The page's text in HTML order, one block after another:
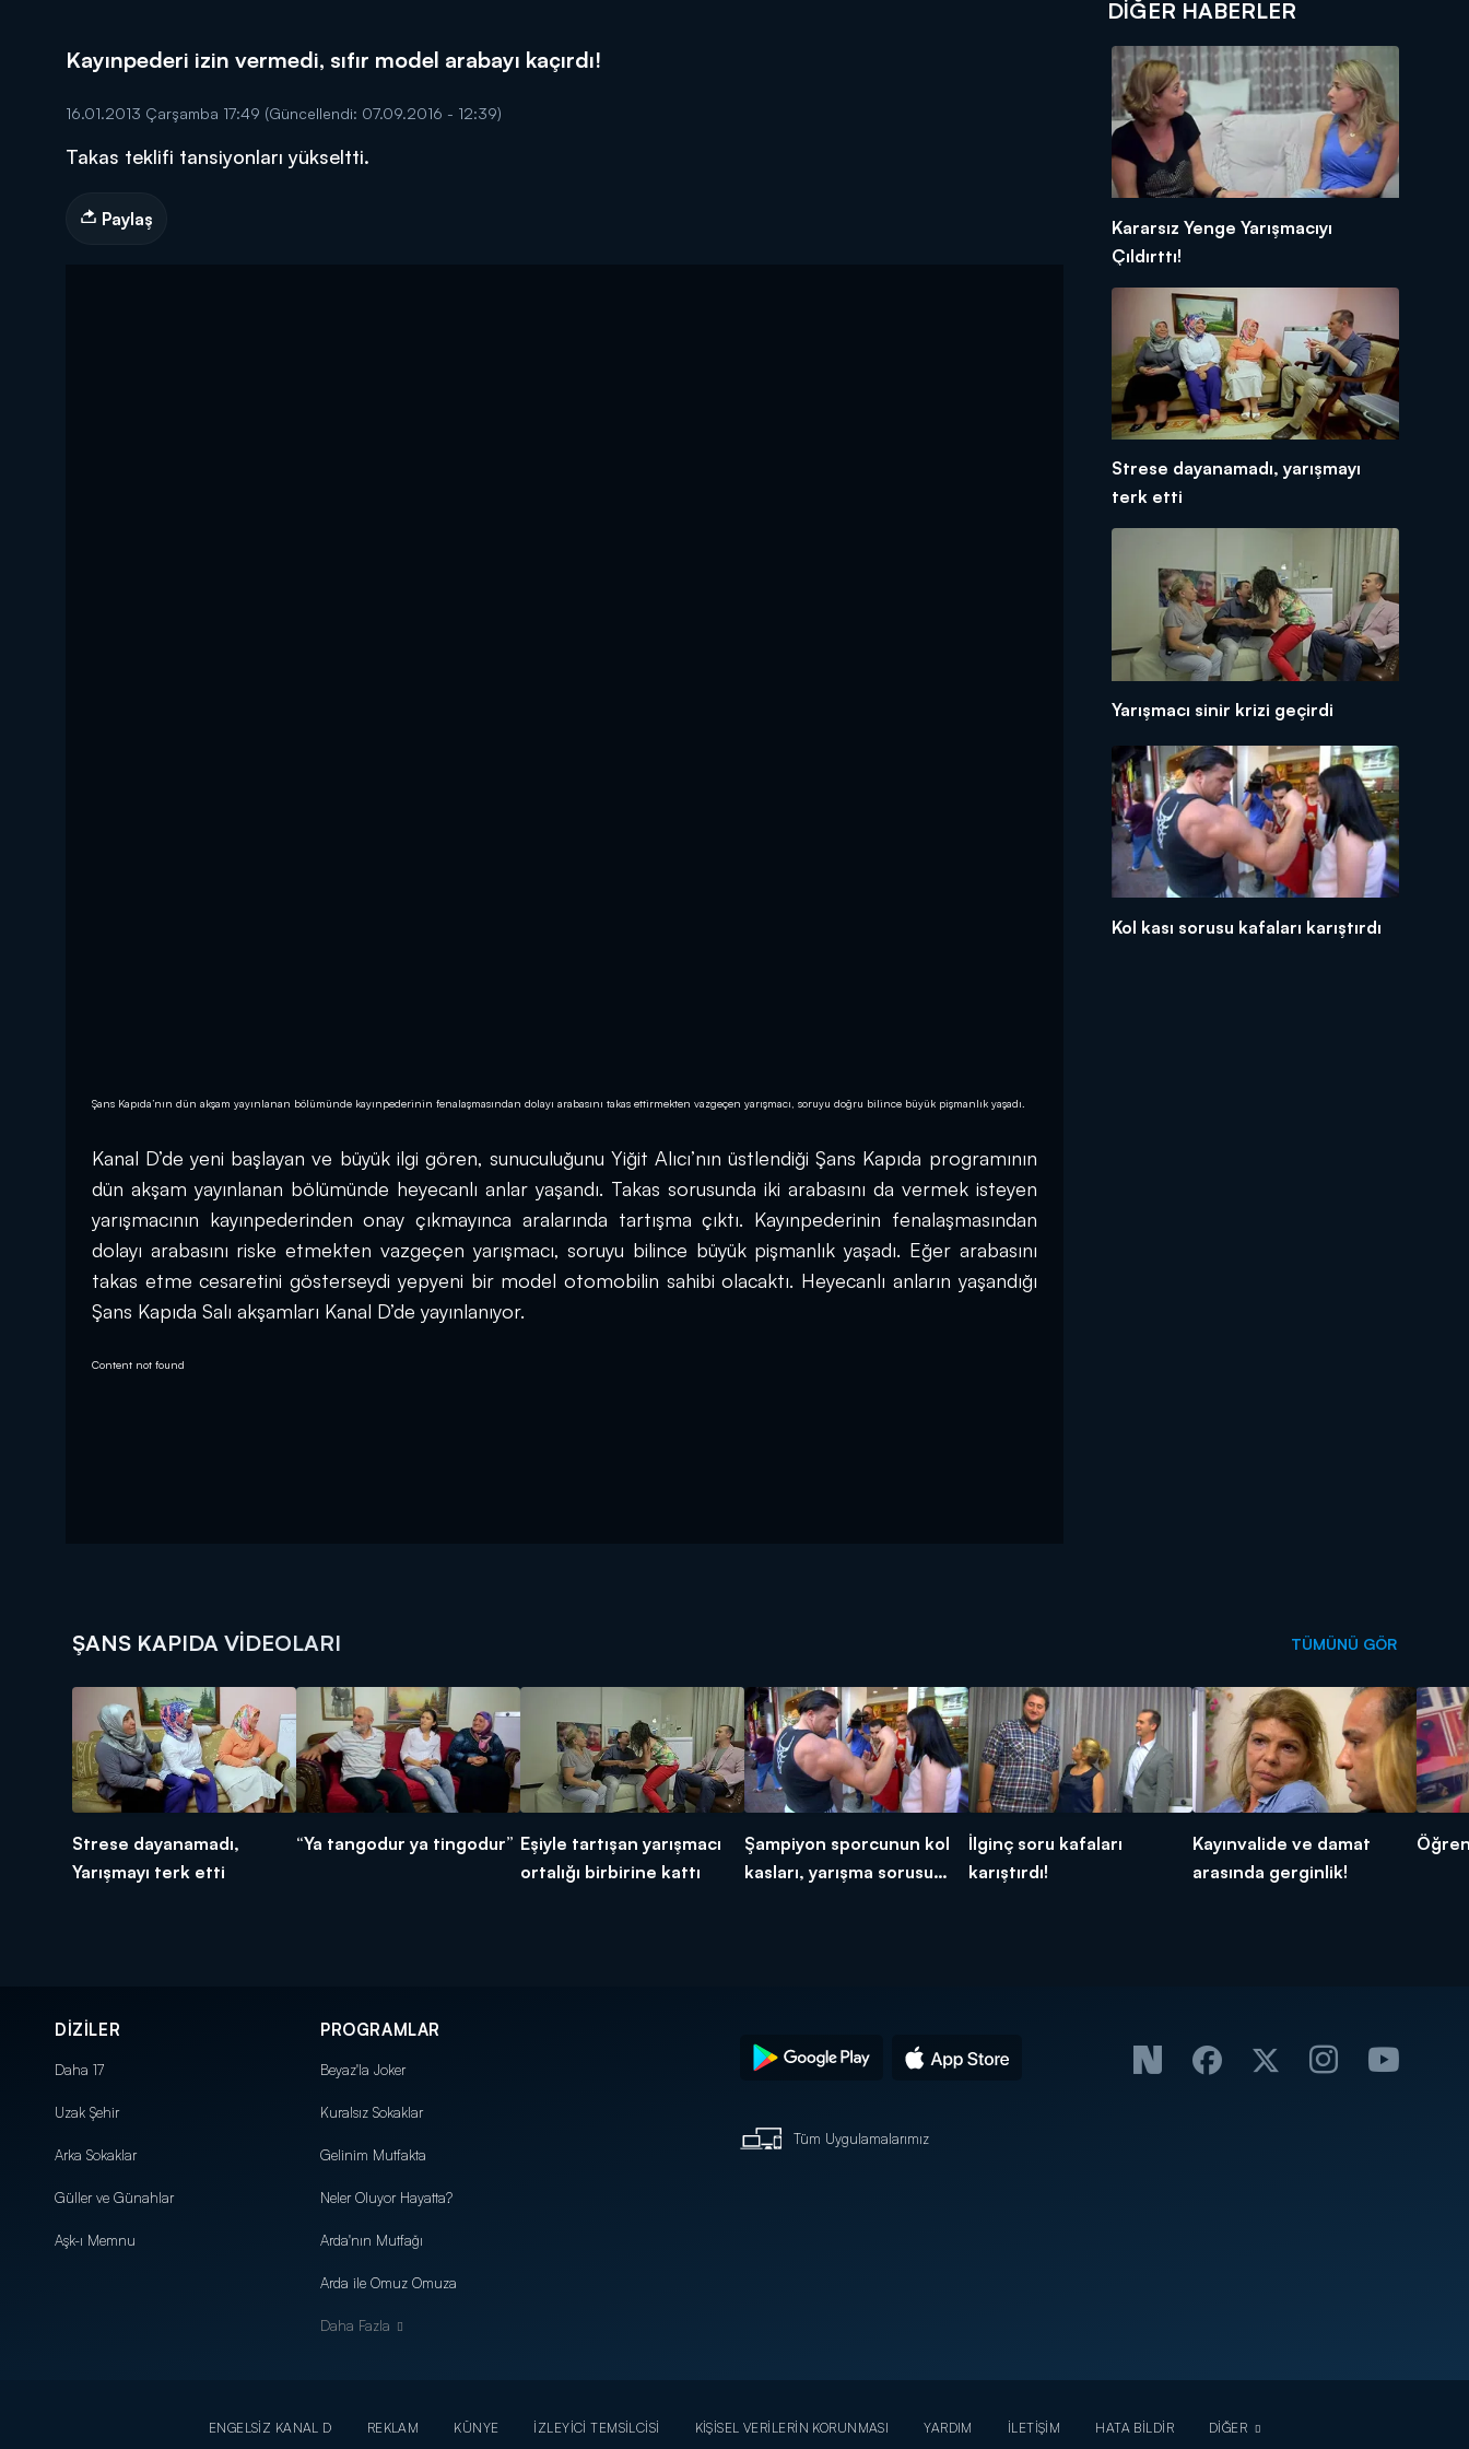
DİĞER SONUÇLAR
Kayınpederi izin vermedi, sıfır model arabayı kaçırdı!
16.01.2013 Çarşamba 17:49 (Güncellendi: 07.09.2016 - 12:39)
Takas teklifi tansiyonları yükseltti.
Paylaş
Şans Kapıda’nın dün akşam yayınlanan bölümünde kayınpederinin fenalaşmasından dolayı arabasını takas ettirmekten vazgeçen yarışmacı, soruyu doğru bilince büyük pişmanlık yaşadı.
Kanal D’de yeni başlayan ve büyük ilgi gören, sunuculuğunu Yiğit Alıcı’nın üstlendiği Şans Kapıda programının
dün akşam yayınlanan bölümünde heyecanlı anlar yaşandı. Takas sorusunda iki arabasını da vermek isteyen
yarışmacının kayınpederinden onay çıkmayınca aralarında tartışma çıktı. Kayınpederinin fenalaşmasından
dolayı arabasını riske etmekten vazgeçen yarışmacı, soruyu bilince büyük pişmanlık yaşadı. Eğer arabasını
takas etme cesaretini gösterseydi yepyeni bir model otomobilin sahibi olacaktı. Heyecanlı anların yaşandığı
Şans Kapıda Salı akşamları Kanal D’de yayınlanıyor.
Content not found
DIĞER HABERLER
Kararsız Yenge Yarışmacıyı
Çıldırttı!
Strese dayanamadı, yarışmayı
terk etti
Yarışmacı sinir krizi geçirdi
Kol kası sorusu kafaları karıştırdı
ŞANS KAPIDA VIDEOLARI TÜMÜNÜ GÖR
Strese dayanamadı,
Yarışmayı terk etti
“Ya tangodur ya tingodur” Eşiyle tartışan yarışmacı
ortalığı birbirine kattı
Şampiyon sporcunun kol
kasları, yarışma sorusu
İlginç soru kafaları
karıştırdı!
Kayınvalide ve damat
arasında gerginlik!
DİZİLER
Daha 17
Uzak Şehir
Arka Sokaklar
Güller ve Günahlar
Aşk-ı Memnu
PROGRAMLAR
Beyaz'la Joker
Kuralsız Sokaklar
Gelinim Mutfakta
Neler Oluyor Hayatta?
Arda'nın Mutfağı
Arda ile Omuz Omuza
Daha Fazla
Tüm Uygulamalarımız
ENGELSİZ KANAL D REKLAM KÜNYE İZLEYİCİ TEMSİLCİSİ KİŞİSEL VERİLERİN KORUNMASI YARDIM İLETİŞİM HATA BİLDİR DİĞER